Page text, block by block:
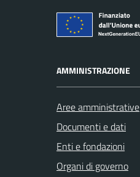
AMMINISTRAZIONE
Aree amministrative
Documenti e dati
Enti e fondazioni
Organi di governo